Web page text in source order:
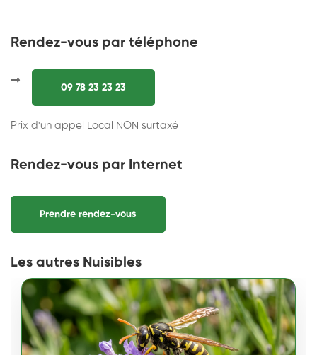
Rendez-vous par téléphone
09 78 23 23 23
Prix d'un appel Local NON surtaxé
Rendez-vous par Internet
Prendre rendez-vous
Les autres Nuisibles